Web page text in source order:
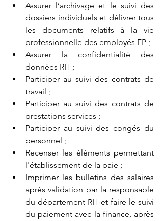
Assurer l’archivage et le suivi des
dossiers individuels et délivrer tous
les documents relatifs à la vie
professionnelle des employés FP ;
Assurer la confidentialité des
données RH ;
Participer au suivi des contrats de
travail ;
Participer au suivi des contrats de
prestations services ;
Participer au suivi des congés du
personnel ;
Recenser les éléments permettant
l'établissement de la paie ;
Imprimer les bulletins des salaires
après validation par la responsable
du département RH et faire le suivi
du paiement avec la finance, après